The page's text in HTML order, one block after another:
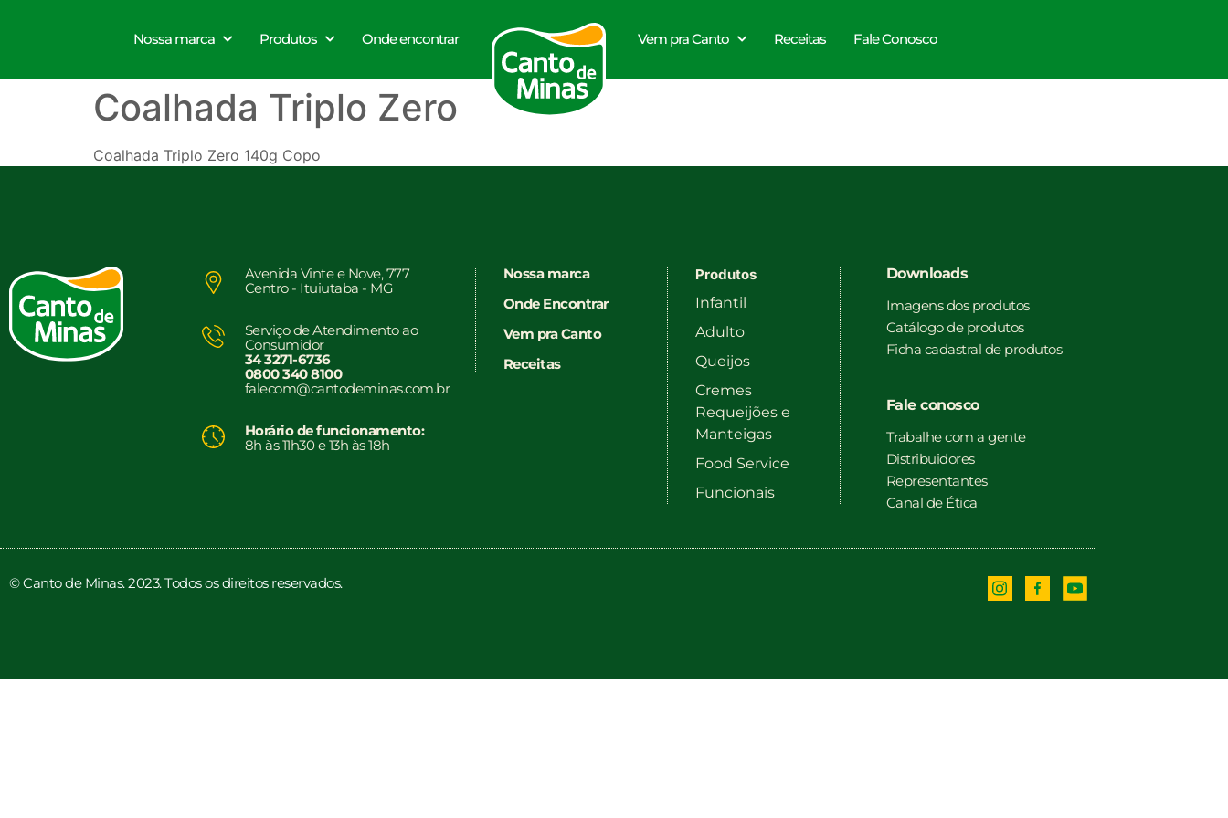
Nossa marca Produtos Onde encontrar Vem pra Canto Receitas Fale Conosco
Coalhada Triplo Zero
Coalhada Triplo Zero 140g Copo
Avenida Vinte e Nove, 777
Centro - Ituiutaba - MG
Serviço de Atendimento ao
Consumidor
34 3271-6736
0800 340 8100
falecom@cantodeminas.com.br
Horário de funcionamento:
8h às 11h30 e 13h às 18h
Nossa marca
Onde Encontrar
Vem pra Canto
Receitas
Produtos
Infantil
Adulto
Queijos
Cremes
Requeijões e
Manteigas
Food Service
Funcionais
Downloads
Imagens dos produtos
Catálogo de produtos
Ficha cadastral de produtos
Fale conosco
Trabalhe com a gente
Distribuidores
Representantes
Canal de Ética
© Canto de Minas. 2023. Todos os direitos reservados.